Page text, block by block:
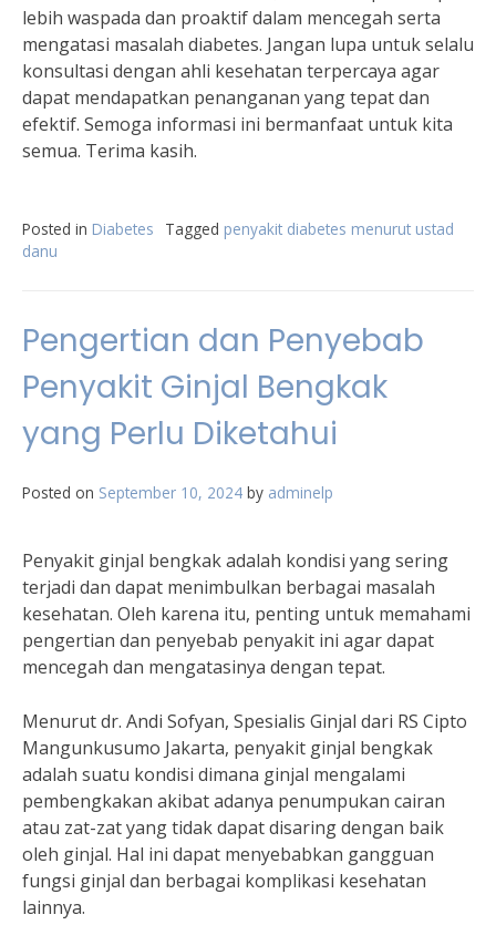
lebih waspada dan proaktif dalam mencegah serta
mengatasi masalah diabetes. Jangan lupa untuk selalu
konsultasi dengan ahli kesehatan terpercaya agar
dapat mendapatkan penanganan yang tepat dan
efektif. Semoga informasi ini bermanfaat untuk kita
semua. Terima kasih.
Posted in Diabetes Tagged penyakit diabetes menurut ustad
danu
Pengertian dan Penyebab
Penyakit Ginjal Bengkak
yang Perlu Diketahui
Posted on September 10, 2024 by adminelp
Penyakit ginjal bengkak adalah kondisi yang sering
terjadi dan dapat menimbulkan berbagai masalah
kesehatan. Oleh karena itu, penting untuk memahami
pengertian dan penyebab penyakit ini agar dapat
mencegah dan mengatasinya dengan tepat.
Menurut dr. Andi Sofyan, Spesialis Ginjal dari RS Cipto
Mangunkusumo Jakarta, penyakit ginjal bengkak
adalah suatu kondisi dimana ginjal mengalami
pembengkakan akibat adanya penumpukan cairan
atau zat-zat yang tidak dapat disaring dengan baik
oleh ginjal. Hal ini dapat menyebabkan gangguan
fungsi ginjal dan berbagai komplikasi kesehatan
lainnya.